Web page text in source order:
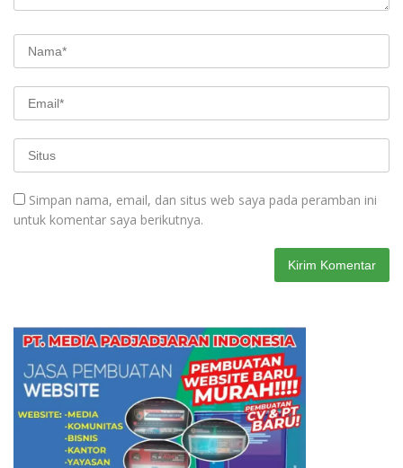
Simpan nama, email, dan situs web saya pada peramban ini
untuk komentar saya berikutnya.